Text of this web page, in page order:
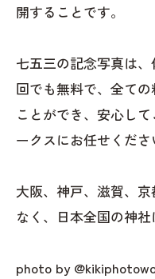
開することです。
七五三の記念写真は
回でも無料で、全て
ことができ、安心し
ークスにお任せくださ
大阪、神戸、滋賀、
なく、日本全国の神社
photo by